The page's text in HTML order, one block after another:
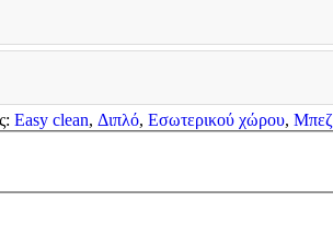
Easy clean, Διπλό, Εσωτερικού χώρου, Μπεζ